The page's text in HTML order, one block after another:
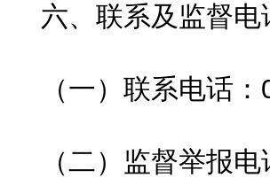
六、联系及监督电
（一）联系电话：
（二）监督举报电